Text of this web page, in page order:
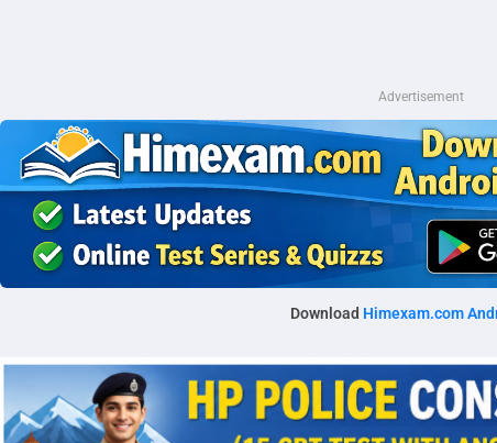
Advertisement
Download Himexam.com